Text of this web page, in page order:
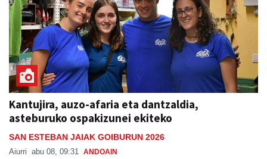
Kantujira, auzo-afaria eta dantzaldia,
asteburuko ospakizunei ekiteko
SAN ESTEBAN JAIAK GOIBURUN 2026
Aiurri abu 08, 09:31 ANDOAIN